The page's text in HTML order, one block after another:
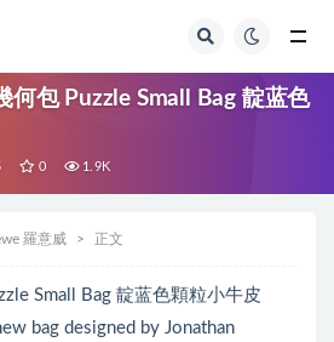
何包 Puzzle Small Bag 靛蓝色
0 1.9K
羅意威 正文
Small Bag 靛蓝色顆粒小牛皮
bag designed by Jonathan